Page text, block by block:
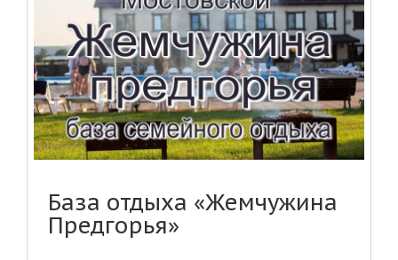
База отдыха «Жемчужина
Предгорья»